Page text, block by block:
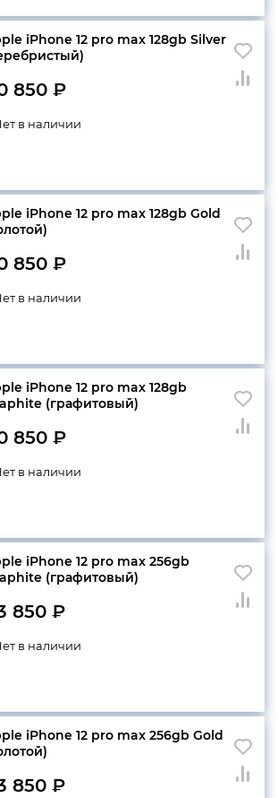
iPhone 12 pro max 128gb Silver
850 ₽
в наличии
iPhone 12 pro max 128gb Gold
850 ₽
в наличии
iPhone 12 pro max 128gb
(графитовый)
850 ₽
в наличии
iPhone 12 pro max 256gb
(графитовый)
850 ₽
в наличии
iPhone 12 pro max 256gb Gold
850 ₽
до 21:00, без